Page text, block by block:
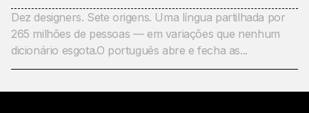
Dez designers. Sete origens. Uma língua partilhada por
265 milhões de pessoas — em variações que nenhum
dicionário esgota.O português abre e fecha as...